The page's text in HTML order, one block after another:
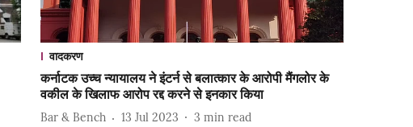
वादकरण
कर्नाटक उच्च न्यायालय ने इंटर्न से बलात्कार के आरोपी मैंगलोर के
वकील के खिलाफ आरोप रद्द करने से इनकार किया
Bar & Bench 13 Jul 2023 3 min read